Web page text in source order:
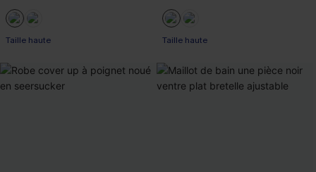
Taille haute Taille haute